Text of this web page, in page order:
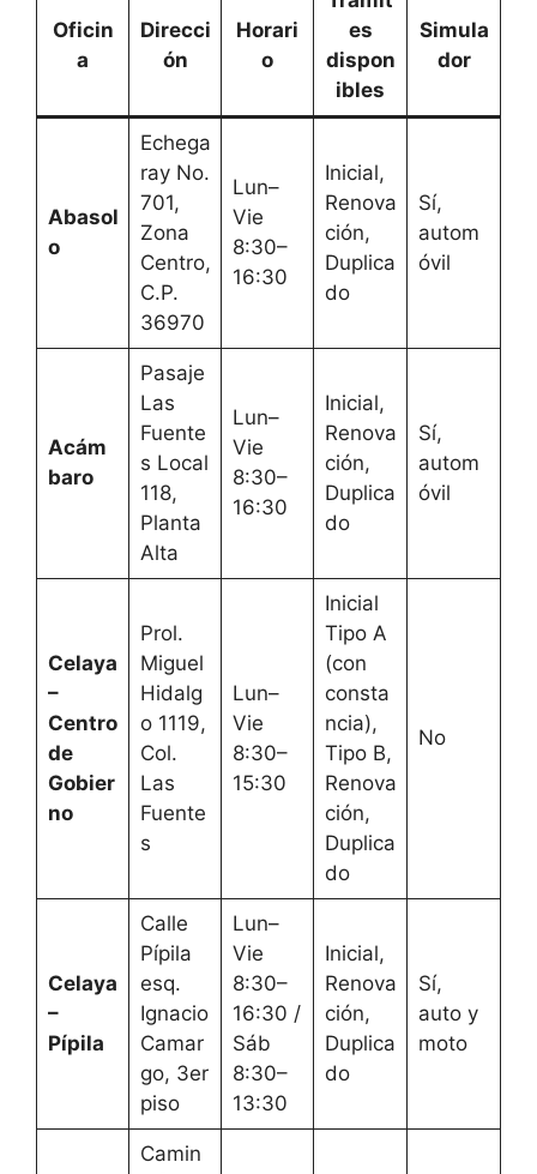
Oficin
a
Direcci
ón
Horari
o
es
dispon
ibles
Simula
dor
Abasol
o
Echega
ray No.
701,
Zona
Centro,
C.P.
36970
Lun–
Vie
8:30–
16:30
Inicial,
Renova
ción,
Duplica
do
Sí,
autom
óvil
Acám
baro
Pasaje
Las
Fuente
s Local
118,
Planta
Alta
Lun–
Vie
8:30–
16:30
Inicial,
Renova
ción,
Duplica
do
Sí,
autom
óvil
Celaya
–
Centro
de
Gobier
no
Prol.
Miguel
Hidalg
o 1119,
Col.
Las
Fuente
s
Lun–
Vie
8:30–
15:30
Inicial
Tipo A
(con
consta
ncia),
Tipo B,
Renova
ción,
Duplica
do
No
Celaya
–
Pípila
Calle
Pípila
esq.
Ignacio
Camar
go, 3er
piso
Lun–
Vie
8:30–
16:30 /
Sáb
8:30–
13:30
Inicial,
Renova
ción,
Duplica
do
Sí,
auto y
moto
Camin